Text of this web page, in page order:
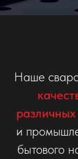
Наше
и
бытового